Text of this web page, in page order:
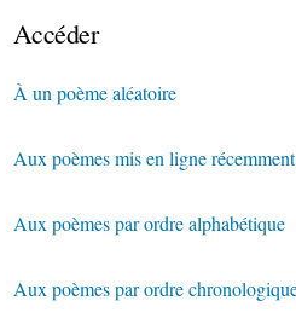
Accéder
À un poème aléatoire
Aux poèmes mis en ligne récemment
Aux poèmes par ordre alphabétique
Aux poèmes par ordre